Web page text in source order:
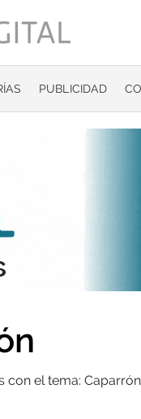
PUBLICIDAD
con el tema: Caparrón